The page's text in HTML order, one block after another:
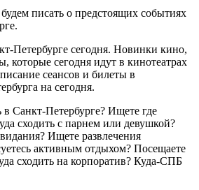
писать о предстоящих событиях
Петербурге сегодня. Новинки кино,
которые сегодня идут в кинотеатрах
сеансов и билеты в
на сегодня.
в Санкт-Петербурге? Ищете где
сходить с парнем или девушкой?
Ищете развлечения
активным отдыхом? Посещаете
сходить на корпоратив? Куда-СПБ